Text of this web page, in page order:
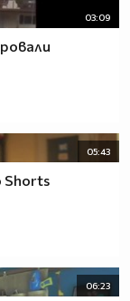
03:09
05:43
Shorts
06:23